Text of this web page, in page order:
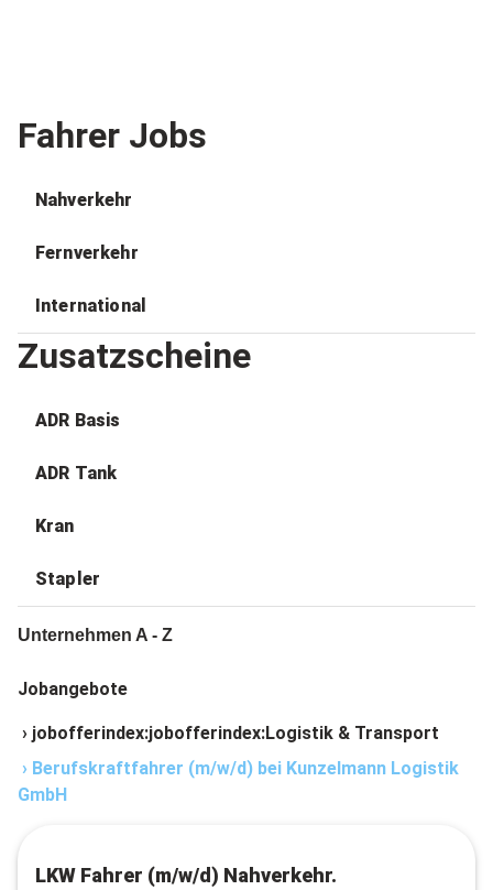
Fahrer Jobs
Nahverkehr
Fernverkehr
International
Zusatzscheine
ADR Basis
ADR Tank
Kran
Stapler
Unternehmen A - Z
Jobangebote
› jobofferindex:jobofferindex:Logistik & Transport
› Berufskraftfahrer (m/w/d) bei Kunzelmann Logistik
GmbH
LKW Fahrer (m/w/d) Nahverkehr.